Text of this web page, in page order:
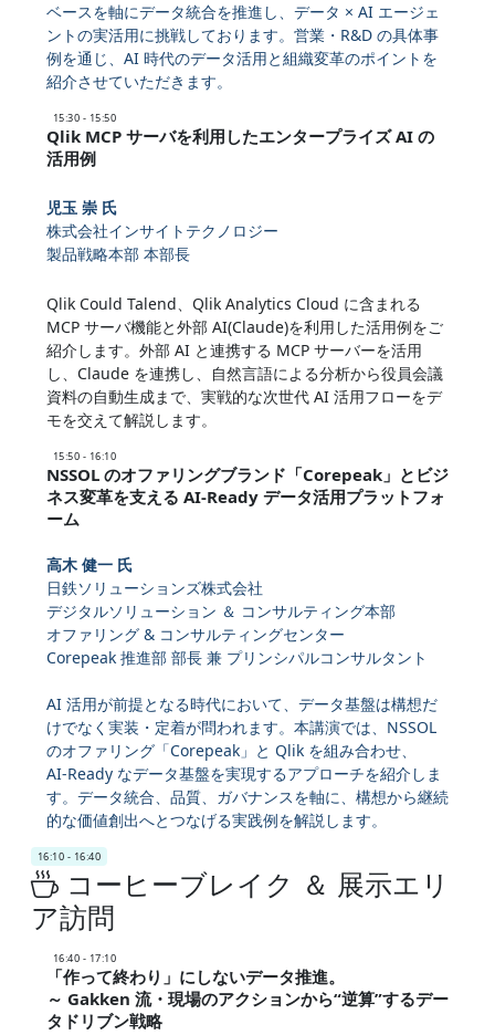
ベースを軸にデータ統合を推進し、データ × AI エージェ
ントの実活用に挑戦しております。営業・R&D の具体事
例を通じ、AI 時代のデータ活用と組織変革のポイントを
紹介させていただきます。
15:30 - 15:50
Qlik MCP サーバを利用したエンタープライズ AI の
活用例
児玉 崇 氏
株式会社インサイトテクノロジー
製品戦略本部 本部長
Qlik Could Talend、Qlik Analytics Cloud に含まれる
MCP サーバ機能と外部 AI(Claude)を利用した活用例をご
紹介します。外部 AI と連携する MCP サーバーを活用
し、Claude を連携し、自然言語による分析から役員会議
資料の自動生成まで、実戦的な次世代 AI 活用フローをデ
モを交えて解説します。
15:50 - 16:10
NSSOL のオファリングブランド「Corepeak」とビジ
ネス変革を支える AI-Ready データ活用プラットフォ
ーム
高木 健一 氏
日鉄ソリューションズ株式会社
デジタルソリューション ＆ コンサルティング本部
オファリング & コンサルティングセンター
Corepeak 推進部 部長 兼 プリンシパルコンサルタント
AI 活用が前提となる時代において、データ基盤は構想だ
けでなく実装・定着が問われます。本講演では、NSSOL
のオファリング「Corepeak」と Qlik を組み合わせ、
AI‑Ready なデータ基盤を実現するアプローチを紹介しま
す。データ統合、品質、ガバナンスを軸に、構想から継続
的な価値創出へとつなげる実践例を解説します。
16:10 - 16:40
コーヒーブレイク ＆ 展示エリ
ア訪問
16:40 - 17:10
「作って終わり」にしないデータ推進。
～ Gakken 流・現場のアクションから“逆算”するデー
タドリブン戦略